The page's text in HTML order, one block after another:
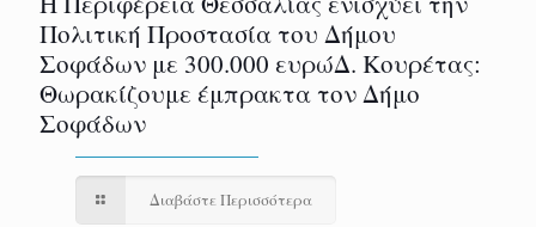
Πολιτική Προστασία του Δήμου
Σοφάδων με 300.000 ευρώΔ. Κουρέτας:
Θωρακίζουμε έμπρακτα τον Δήμο
Σοφάδων
Διαβάστε Περισσότερα